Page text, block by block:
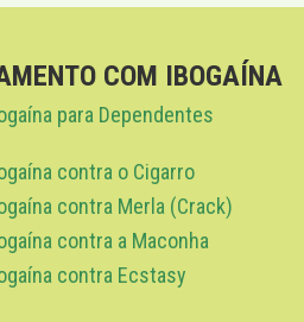
COM IBOGAÍNA
para Dependentes
contra o Cigarro
contra Merla (Crack)
contra a Maconha
contra Ecstasy